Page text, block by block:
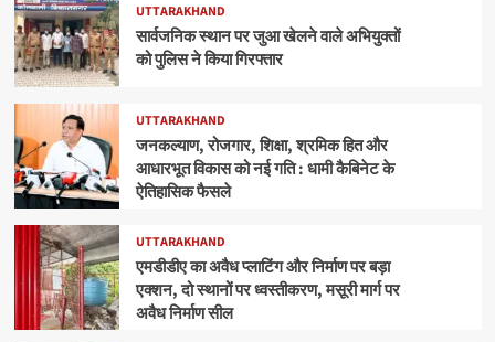
UTTARAKHAND
सार्वजनिक स्थान पर जुआ खेलने वाले अभियुक्तों
को पुलिस ने किया गिरफ्तार
UTTARAKHAND
जनकल्याण, रोजगार, शिक्षा, श्रमिक हित और
आधारभूत विकास को नई गति : धामी कैबिनेट के
ऐतिहासिक फैसले
UTTARAKHAND
एमडीडीए का अवैध प्लाटिंग और निर्माण पर बड़ा
एक्शन, दो स्थानों पर ध्वस्तीकरण, मसूरी मार्ग पर
अवैध निर्माण सील